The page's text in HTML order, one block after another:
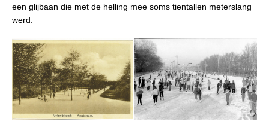
een glijbaan die met de helling mee soms tientallen meterslang
werd.